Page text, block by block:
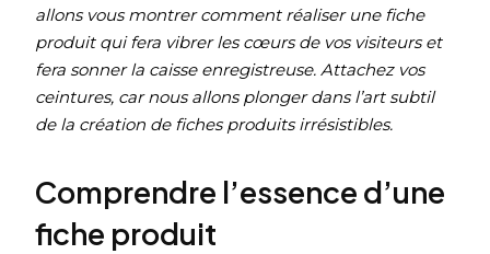
allons vous montrer comment réaliser une fiche
produit qui fera vibrer les cœurs de vos visiteurs et
fera sonner la caisse enregistreuse. Attachez vos
ceintures, car nous allons plonger dans l’art subtil
de la création de fiches produits irrésistibles.
Comprendre l’essence d’une
fiche produit